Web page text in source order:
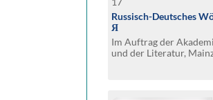
Russisch-Deutsches
Я
Im Auftrag der
und der Literatur,